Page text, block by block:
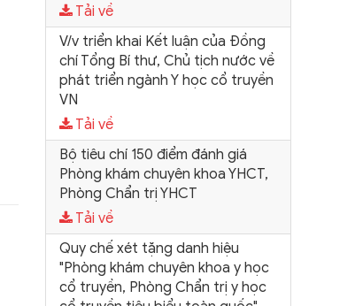
Tải về
V/v triển khai Kết luận của Đồng
chí Tổng Bí thư, Chủ tịch nước về
phát triển ngành Y học cổ truyền
VN
Tải về
Bộ tiêu chí 150 điểm đánh giá
Phòng khám chuyên khoa YHCT,
Phòng Chẩn trị YHCT
Tải về
Quy chế xét tặng danh hiệu
"Phòng khám chuyên khoa y học
cổ truyền, Phòng Chẩn trị y học